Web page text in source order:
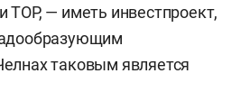
ТОР, — иметь инвестпроект,
таковым является